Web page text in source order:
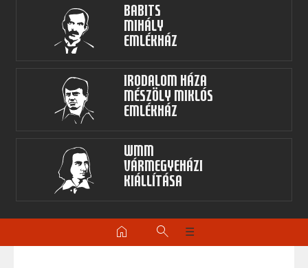
Babits
Mihály
Emlékház
Irodalom Háza
Mészöly Miklós
Emlékház
WMM
Vármegyeházi
kiállítása
home search ☰